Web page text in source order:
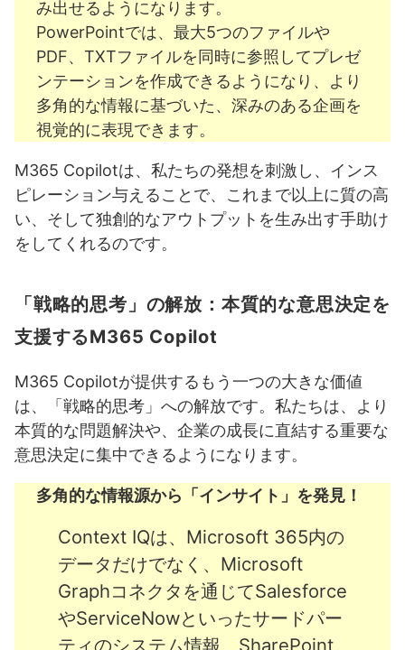
み出せるようになります。
PowerPointでは、最大5つのファイルや
PDF、TXTファイルを同時に参照してプレゼ
ンテーションを作成できるようになり、より
多角的な情報に基づいた、深みのある企画を
視覚的に表現できます。
M365 Copilotは、私たちの発想を刺激し、インス
ピレーション与えることで、これまで以上に質の高
い、そして独創的なアウトプットを生み出す手助け
をしてくれるのです。
「戦略的思考」の解放：本質的な意思決定を
支援するM365 Copilot
M365 Copilotが提供するもう一つの大きな価値
は、「戦略的思考」への解放です。私たちは、より
本質的な問題解決や、企業の成長に直結する重要な
意思決定に集中できるようになります。
多角的な情報源から「インサイト」を発見！
Context IQは、Microsoft 365内の
データだけでなく、Microsoft
Graphコネクタを通じてSalesforce
やServiceNowといったサードパー
ティのシステム情報、SharePoint